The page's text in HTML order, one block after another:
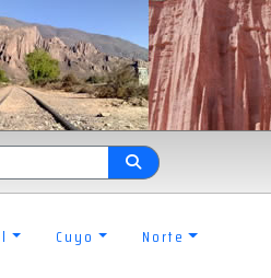
Cuyo Norte